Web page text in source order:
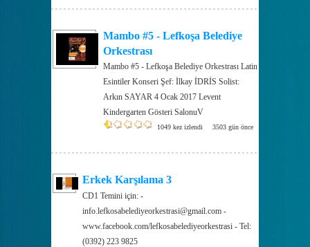
Mambo #5 - Lefkoşa Belediye
Orkestrası
Mambo #5 - Lefkoşa Belediye Orkestrası Latin
Esintiler Konseri Şef: İlkay İDRİS Solist:
Arkın SAYAR 4 Ocak 2017 Levent
Kindergarten Gösteri SalonuV
1049 kez izlendi 3503 gün önce
Erkek Karşılama 3
CD1 Temini için: -
info.lefkosabelediyeorkestrasi@gmail.com -
www.facebook.com/lefkosabelediyeorkestrasi - Tel:
(0392) 223 9825